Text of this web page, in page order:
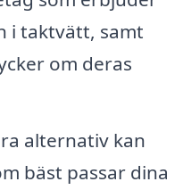
i taktvätt, samt
om deras
alternativ kan
bäst passar dina